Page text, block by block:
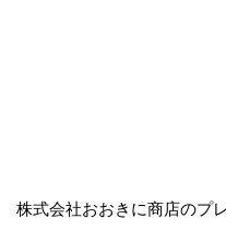
株式会社おおきに商店のプ